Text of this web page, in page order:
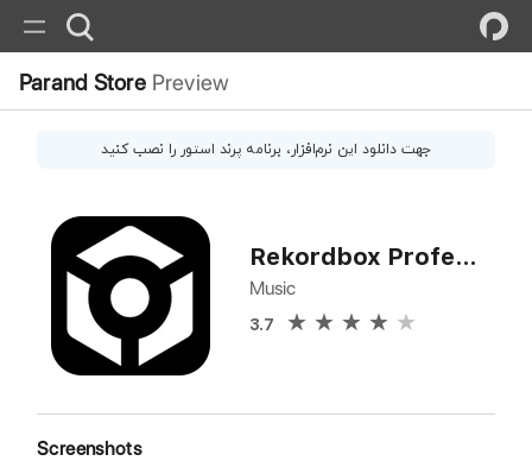
Parand Store Preview
جهت دانلود این نرم‌افزار، برنامه پرند استور را نصب کنید
Rekordbox Professional
Music
3.7
Screenshots